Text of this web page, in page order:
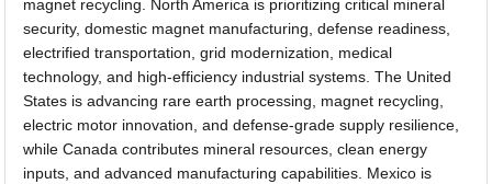
magnet recycling. North America is prioritizing critical mineral
security, domestic magnet manufacturing, defense readiness,
electrified transportation, grid modernization, medical
technology, and high-efficiency industrial systems. The United
States is advancing rare earth processing, magnet recycling,
electric motor innovation, and defense-grade supply resilience,
while Canada contributes mineral resources, clean energy
inputs, and advanced manufacturing capabilities. Mexico is